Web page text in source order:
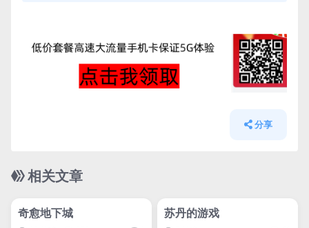
分享
相关文章
奇愈地下城 苏丹的游戏